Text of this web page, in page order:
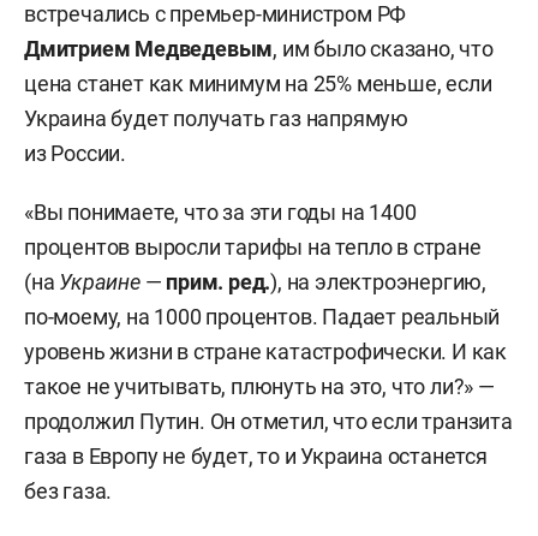
встречались с премьер-министром РФ
Дмитрием Медведевым, им было сказано, что
цена станет как минимум на 25% меньше, если
Украина будет получать газ напрямую
из России.
«Вы понимаете, что за эти годы на 1400
процентов выросли тарифы на тепло в стране
(на Украине— прим. ред.), на электроэнергию,
по-моему, на 1000 процентов. Падает реальный
уровень жизни в стране катастрофически. И как
такое не учитывать, плюнуть на это, что ли?» —
продолжил Путин. Он отметил, что если транзита
газа в Европу не будет, то и Украина останется
без газа.